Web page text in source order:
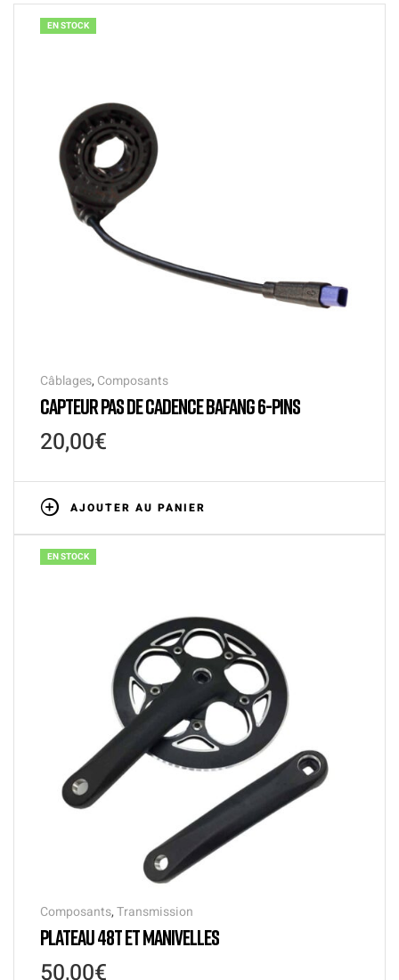
EN STOCK
Câblages, Composants
CAPTEUR PAS DE CADENCE BAFANG 6-PINS
20,00€
AJOUTER AU PANIER
EN STOCK
Composants,Transmission
PLATEAU 48T ET MANIVELLES
50,00€